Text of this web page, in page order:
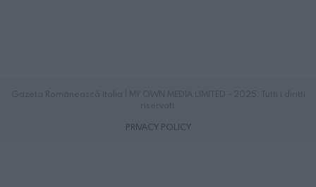
PRIVACY POLICY